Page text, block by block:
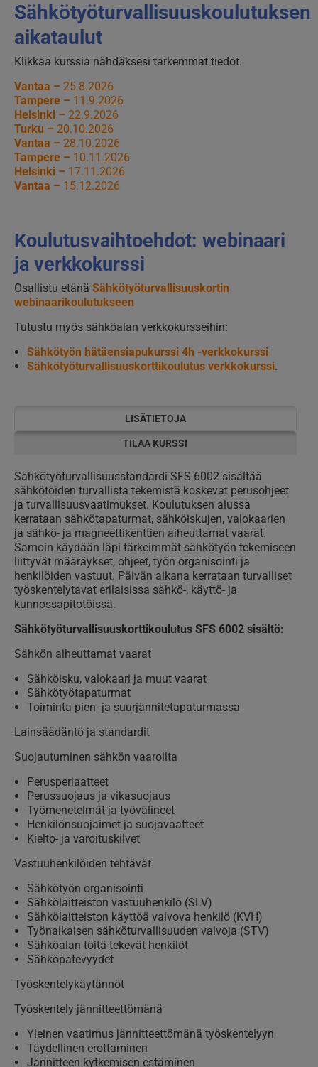
Sähkötyöturvallisuuskoulutuksen
aikataulut
Klikkaa kurssia nähdäksesi tarkemmat tiedot.
Vantaa – 25.8.2026
Tampere – 11.9.2026
Helsinki – 22.9.2026
Turku – 20.10.2026
Vantaa – 28.10.2026
Tampere – 10.11.2026
Helsinki – 17.11.2026
Vantaa – 15.12.2026
Koulutusvaihtoehdot: webinaari
ja verkkokurssi
Osallistu etänä Sähkötyöturvallisuuskortin
webinaarikoulutukseen
Tutustu myös sähköalan verkkokursseihin:
Sähkötyön hätäensiapukurssi 4h -verkkokurssi
Sähkötyöturvallisuuskorttikoulutus verkkokurssi.
LISÄTIETOJA
TILAA KURSSI
Sähkötyöturvallisuusstandardi SFS 6002 sisältää
sähkötöiden turvallista tekemistä koskevat perusohjeet
ja turvallisuusvaatimukset. Koulutuksen alussa
kerrataan sähkötapaturmat, sähköiskujen, valokaarien
ja sähkö- ja magneettikenttien aiheuttamat vaarat.
Samoin käydään läpi tärkeimmät sähkötyön tekemiseen
liittyvät määräykset, ohjeet, työn organisointi ja
henkilöiden vastuut. Päivän aikana kerrataan turvalliset
työskentelytavat erilaisissa sähkö-, käyttö- ja
kunnossapitotöissä.
Sähkötyöturvallisuuskorttikoulutus SFS 6002 sisältö:
Sähkön aiheuttamat vaarat
Sähköisku, valokaari ja muut vaarat
Sähkötyötapaturmat
Toiminta pien- ja suurjännitetapaturmassa
Lainsäädäntö ja standardit
Suojautuminen sähkön vaaroilta
Perusperiaatteet
Perussuojaus ja vikasuojaus
Työmenetelmät ja työvälineet
Henkilönsuojaimet ja suojavaatteet
Kielto- ja varoituskilvet
Vastuuhenkilöiden tehtävät
Sähkötyön organisointi
Sähkölaitteiston vastuuhenkilö (SLV)
Sähkölaitteiston käyttöä valvova henkilö (KVH)
Työnaikaisen sähköturvallisuuden valvoja (STV)
Sähköalan töitä tekevät henkilöt
Sähköpätevyydet
Työskentelykäytännöt
Työskentely jännitteettömänä
Yleinen vaatimus jännitteettömänä työskentelyyn
Täydellinen erottaminen
Jännitteen kytkemisen estäminen